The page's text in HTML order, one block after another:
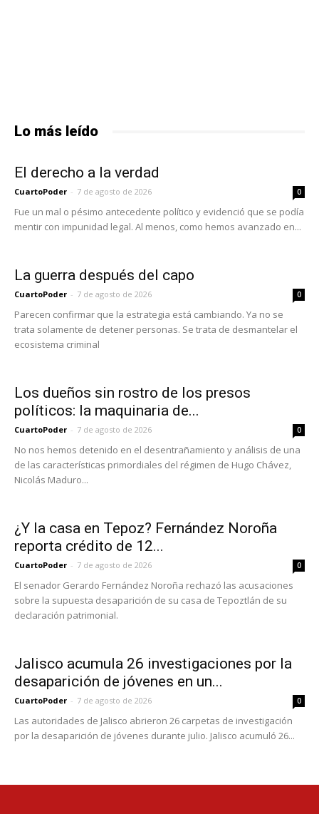
Lo más leído
El derecho a la verdad
CuartoPoder - 7 de agosto de 2026 0
Fue un mal o pésimo antecedente político y evidenció que se podía
mentir con impunidad legal. Al menos, como hemos avanzado en...
La guerra después del capo
CuartoPoder - 7 de agosto de 2026 0
Parecen confirmar que la estrategia está cambiando. Ya no se
trata solamente de detener personas. Se trata de desmantelar el
ecosistema criminal
Los dueños sin rostro de los presos
políticos: la maquinaria de...
CuartoPoder - 7 de agosto de 2026 0
No nos hemos detenido en el desentrañamiento y análisis de una
de las características primordiales del régimen de Hugo Chávez,
Nicolás Maduro...
¿Y la casa en Tepoz? Fernández Noroña
reporta crédito de 12...
CuartoPoder - 7 de agosto de 2026 0
El senador Gerardo Fernández Noroña rechazó las acusaciones
sobre la supuesta desaparición de su casa de Tepoztlán de su
declaración patrimonial.
Jalisco acumula 26 investigaciones por la
desaparición de jóvenes en un...
CuartoPoder - 7 de agosto de 2026 0
Las autoridades de Jalisco abrieron 26 carpetas de investigación
por la desaparición de jóvenes durante julio. Jalisco acumuló 26...